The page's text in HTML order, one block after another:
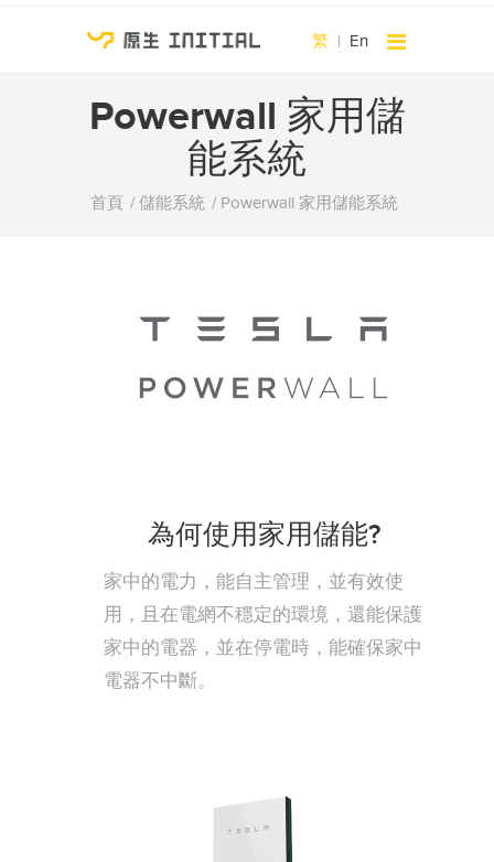
繁 | En
Powerwall 家用儲
能系統
首頁 儲能系統 Powerwall 家用儲能系統
為何使用家用儲能?
家中的電力，能自主管理，並有效使
用，且在電網不穩定的環境，還能保護
家中的電器，並在停電時，能確保家中
電器不中斷。